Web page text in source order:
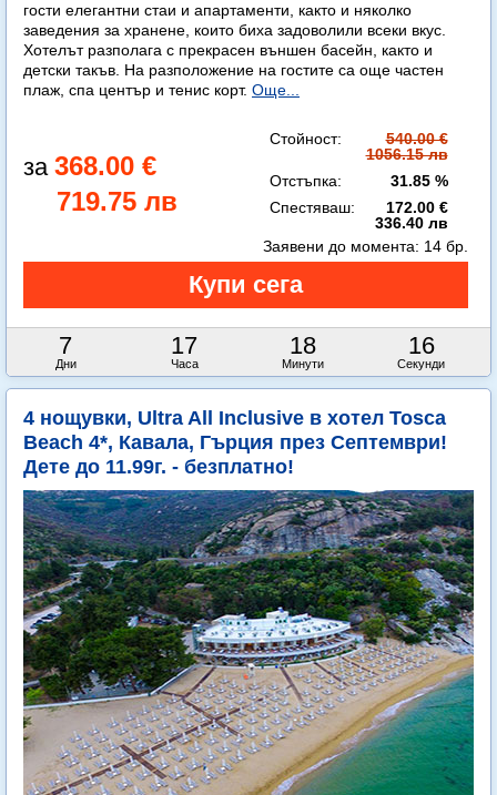
гости елегантни стаи и апартаменти, както и няколко
заведения за хранене, които биха задоволили всеки вкус.
Хотелът разполага с прекрасен външен басейн, както и
детски такъв. На разположение на гостите са още частен
плаж, спа център и тенис корт. Още...
368.00 €
719.75 лв
Стойност:
540.00 €
1056.15 лв
Отстъпка:
31.85 %
Спестяваш:
172.00 €
336.40 лв
7
Дни
17
Часа
18
Минути
14
Секунди
Заявени до момента: 14 бр.
4 нощувки, Ultra All Inclusive в хотел Tosca
Beach 4*, Кавала, Гърция през Септември!
Дете до 11.99г. - безплатно!